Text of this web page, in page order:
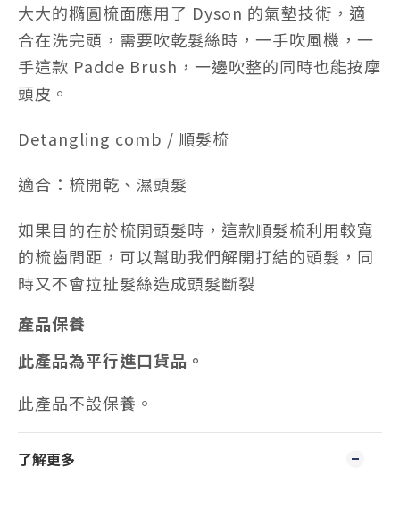
大大的橢圓梳面應用了 Dyson 的氣墊技術，適
合在洗完頭，需要吹乾髮絲時，一手吹風機，一
手這款 Padde Brush，一邊吹整的同時也能按摩
頭皮。
Detangling comb / 順髮梳
適合：梳開乾、濕頭髮
如果目的在於梳開頭髮時，這款順髮梳利用較寬
的梳齒間距，可以幫助我們解開打結的頭髮，同
時又不會拉扯髮絲造成頭髮斷裂
產品保養
此產品為平行進口貨品。
此產品不設保養。
了解更多